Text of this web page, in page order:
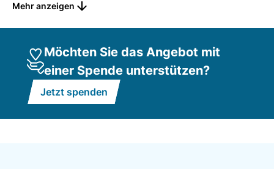
Das CJD Nord hat in Mecklenburg-Vorpommern und
Schleswig-Holstein Kindertagesstätten, Schulen
sowie Angebote im betreuten Wohnen von Kindern
und Jugendlichen. Wir sehen es als eine wichtige
Aufgabe, den Übergang vom Kindergarten in die
Schule fließend zu gestalten. Deshalb soll ein
Mehr anzeigen
Möchten Sie das Angebot mit
einer Spende unterstützen?
Jetzt spenden